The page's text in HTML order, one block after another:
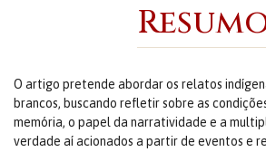
O artigo pretende abordar os relatos
brancos, buscando refletir sobre as
memória, o papel da narratividade e a
verdade aí acionados a partir de eventos e